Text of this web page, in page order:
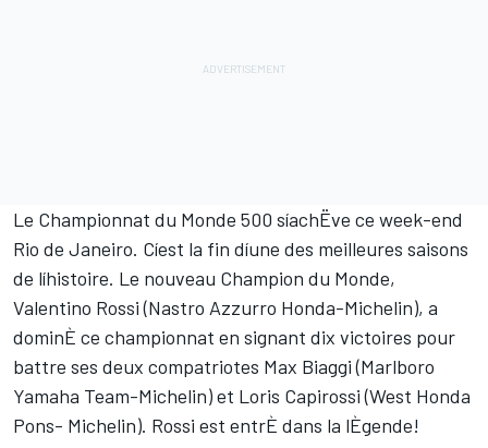
Le Championnat du Monde 500 síachËve ce week-end
Rio de Janeiro. Cíest la fin díune des meilleures saisons
de líhistoire. Le nouveau Champion du Monde,
Valentino Rossi (Nastro Azzurro Honda-Michelin), a
dominÈ ce championnat en signant dix victoires pour
battre ses deux compatriotes Max Biaggi (Marlboro
Yamaha Team-Michelin) et Loris Capirossi (West Honda
Pons- Michelin). Rossi est entrÈ dans la lÈgende!